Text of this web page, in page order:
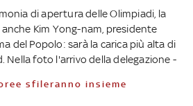
di apertura delle Olimpiadi, la
Kim Yong-nam, presidente
del Popolo: sarà la carica più alta di
Nella foto l'arrivo della delegazione -